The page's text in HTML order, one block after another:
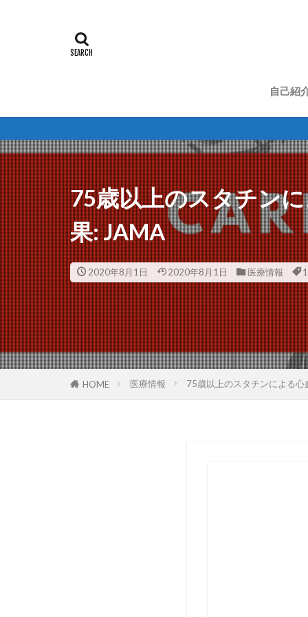
自己紹
75歳以上のスタチン
果: JAMA
2020年8月1日 2020年8月1日 医療情報
HOME 医療情報 75歳以上のスタチンによる